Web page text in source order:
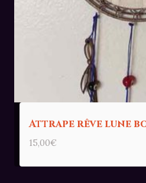
Attrape rêve lune
15,00€